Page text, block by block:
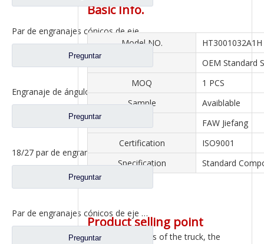
Par de engranajes cónicos de eje medio 28/21 para piezas de repuesto de camión A0E Axle FAW Jiefang 2502036/037-A0E
Preguntar
Engranaje de ángulo de lavabo de puente medio para Shamcan DelongTruck repuestos 81.35199.6587
Preguntar
18/27 par de engranajes cónicos para Dena Axle Dongfeng T-Lift Truck repuestos 2502ZHS1827-025/026
Preguntar
Par de engranajes cónicos de eje medio 15/29 para Ankai & Benz Axle Foton Auman North Benz Beiben Truck repuestos A3463535310
Preguntar
Basic Info.
Model NO.
HT3001032A1H
OEM Standard
MOQ
1 PCS
Sample
Avaiblable
FAW Jiefang
Certification
ISO9001
Specification
Standard
Product selling point
(1) Matching parts of the truck, the